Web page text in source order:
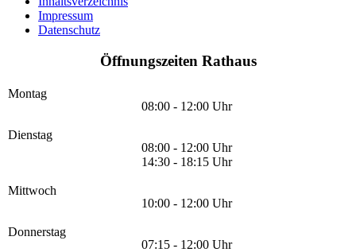
Impressum
Datenschutz
Öffnungszeiten Rathaus
Montag
08:00 - 12:00 Uhr
Dienstag
08:00 - 12:00 Uhr
14:30 - 18:15 Uhr
Mittwoch
10:00 - 12:00 Uhr
Donnerstag
07:15 - 12:00 Uhr